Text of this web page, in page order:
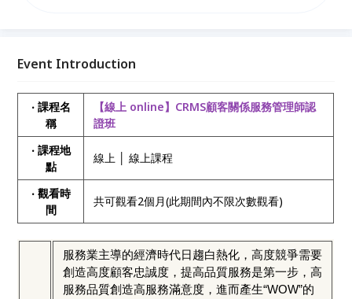
合高品質服務禮儀標準，打造完美顧客關係服務管理
Event Introduction
‧ 課程名
稱
【線上 online】CRMS顧客關係服務管理師認
證班
‧ 課程地
點
線上 │ 線上課程
‧ 觀看時
間
共可觀看2個月(此期間內不限次數觀看)
服務業主導的經濟時代日趨白熱化，高度競爭需要
創造高度顧客忠誠度，提高品質服務是第一步，高
服務品質創造高服務滿意度，進而產生“WOW”的